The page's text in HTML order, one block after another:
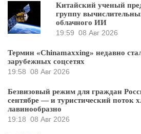
Китайский ученый
группу
облачного ИИ
19:59 08 Авг 2026
Термин «Chinamaxxing» недавно
зарубежных соцсетях
19:58 08 Авг 2026
Безвизовый режим для граждан
сентябре — и туристический поток
лавинообразно
19:18 08 Авг 2026